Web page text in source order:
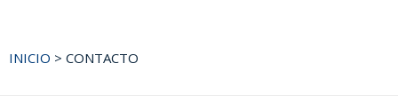
INICIO > CONTACTO